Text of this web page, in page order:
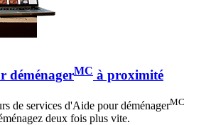
déménagerMC à proximité
de services d'Aide pour déménagerMC
deux fois plus vite.